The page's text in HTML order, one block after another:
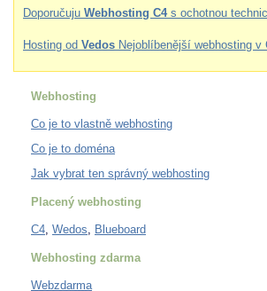
Doporučuju Webhosting C4s ochotnou
Hosting od Vedos Nejoblíbenější webhosting v
Webhosting
Co je to vlastně webhosting
Co je to doména
Jak vybrat ten správný webhosting
Placený webhosting
C4 Wedos Blueboard
Webhosting zdarma
Webzdarma